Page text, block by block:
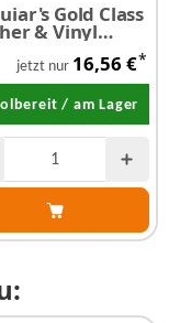
Gold Class
& Vinyl
473 ml
jetzt nur 16,56 €*
/ am Lager